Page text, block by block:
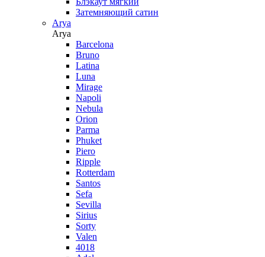
Затемняющий сатин
Arya
Arya
Barcelona
Bruno
Latina
Luna
Mirage
Napoli
Nebula
Orion
Parma
Phuket
Piero
Ripple
Rotterdam
Santos
Sefa
Sevilla
Sirius
Sorty
Valen
4018